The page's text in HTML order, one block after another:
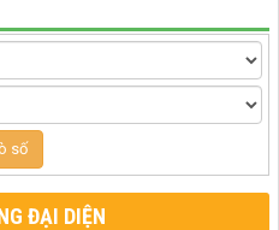
số
ĐẠI DIỆN